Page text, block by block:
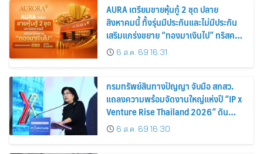
AURA เตรียมขายหุ้นกู้ 2 ชุด ปลาย
สิงหาคมนี้ ทั้งรุ่นมีประกันและไม่มีประกัน
เสริมแกร่งขยาย “ทองมาเงินไป” ทริสคง
เครดิตบริษัท BBB แนวโน้ม Stable
6 ส.ค. 69 16:31
กรมทรัพย์สินทางปัญญา จับมือ สกสว.
แถลงความพร้อมจัดงานใหญ่แห่งปี “IP x
Venture Rise Thailand 2026” ดัน
ทรัพย์สินทางปัญญาและนวัตกรรมไทยสู่
โลกธุรกิจอย่างเข้มแข็ง
6 ส.ค. 69 16:30